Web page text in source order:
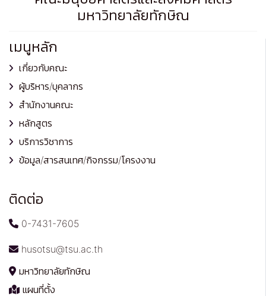
มหาวิทยาลัยทักษิณ
เมนูหลัก
เกี่ยวกับคณะ
ผู้บริหาร/บุคลากร
สำนักงานคณะ
หลักสูตร
บริการวิชาการ
ข้อมูล/สารสนเทศ/กิจกรรม/โครงงาน
ติดต่อ
0-7431-7605
husotsu@tsu.ac.th
มหาวิทยาลัยทักษิณ
แผนที่ตั้ง